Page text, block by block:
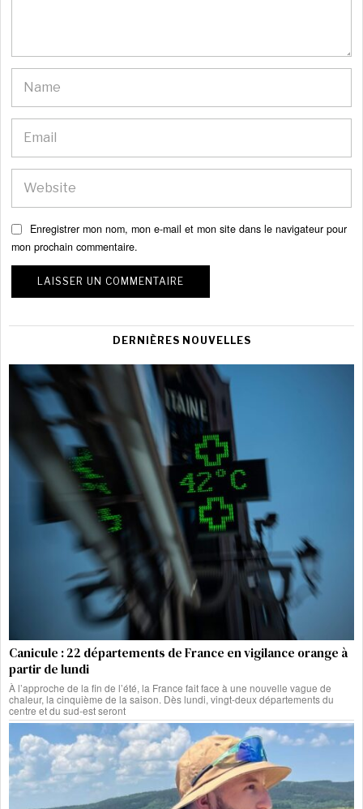
Enregistrer mon nom, mon e-mail et mon site dans le navigateur pour
mon prochain commentaire.
DERNIÈRES NOUVELLES
Canicule : 22 départements de France en vigilance orange à
partir de lundi
À l’approche de la fin de l’été, la France fait face à une nouvelle vague de
chaleur, la cinquième de la saison. Dès lundi, vingt-deux départements du
centre et du sud-est seront